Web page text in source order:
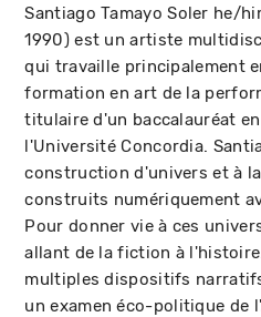
Santiago Tamayo Soler he/
1990) est un artiste
qui travaille principalement
formation en art de la
titulaire d'un baccalauréat
l'Université Concordia.
construction d'univers et à
construits numériquement
Pour donner vie à ces
allant de la fiction à
multiples dispositifs
un examen éco-politique de